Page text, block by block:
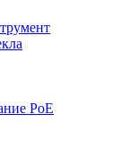
PoE